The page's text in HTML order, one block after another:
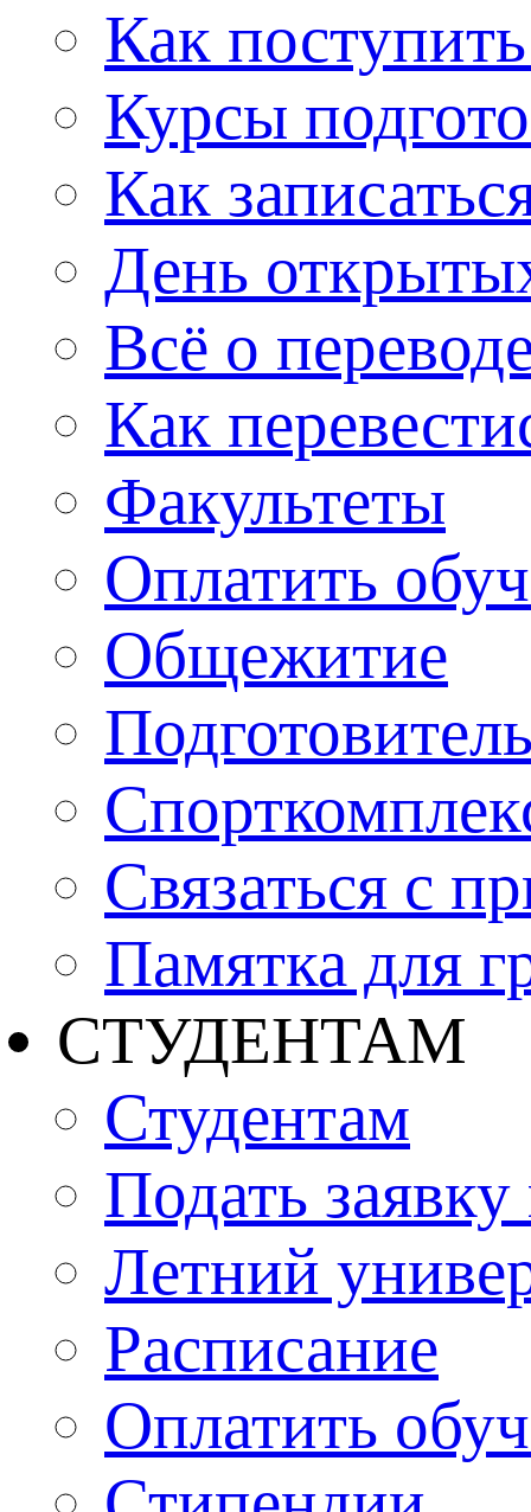
Как
Курсы
Как
День
Всё о
Как
Факультеты
Оплатить
Общежитие
Связаться с
Памятка для
СТУДЕНТАМ
Студентам
Подать
Летний
Расписание
Оплатить